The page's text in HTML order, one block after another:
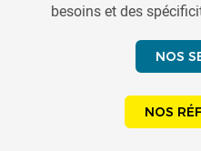
besoins et des
NOS
NOS